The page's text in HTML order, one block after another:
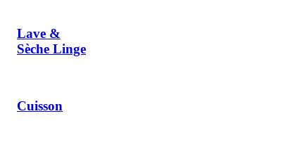
Lave &
Sèche Linge
Cuisson